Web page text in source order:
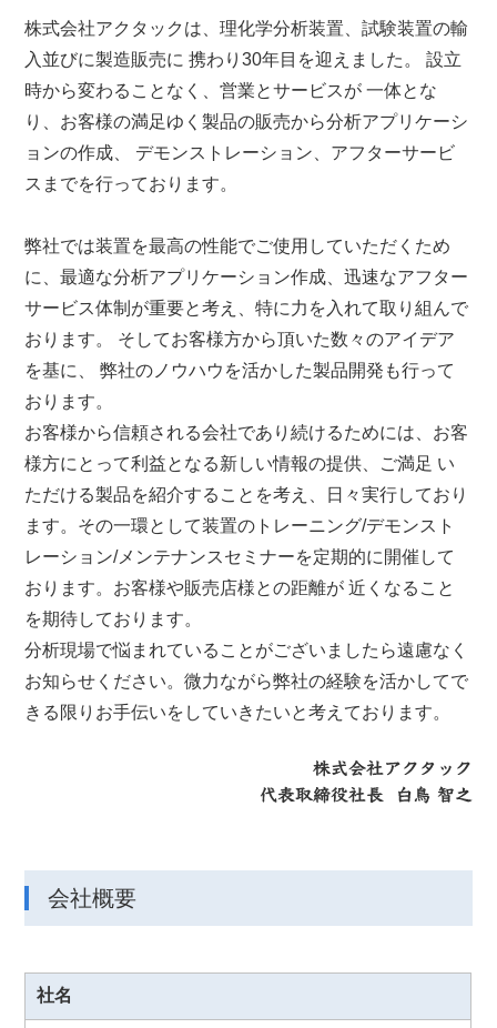
株式会社アクタックは、理化学分析装置、試験装置の輸
入並びに製造販売に 携わり30年目を迎えました。 設立
時から変わることなく、営業とサービスが 一体とな
り、お客様の満足ゆく製品の販売から分析アプリケーシ
ョンの作成、 デモンストレーション、アフターサービ
スまでを行っております。
弊社では装置を最高の性能でご使用していただくため
に、最適な分析アプリケーション作成、迅速なアフター
サービス体制が重要と考え、特に力を入れて取り組んで
おります。 そしてお客様方から頂いた数々のアイデア
を基に、 弊社のノウハウを活かした製品開発も行って
おります。
お客様から信頼される会社であり続けるためには、お客
様方にとって利益となる新しい情報の提供、ご満足 い
ただける製品を紹介することを考え、日々実行しており
ます。その一環として装置のトレーニング/デモンスト
レーション/メンテナンスセミナーを定期的に開催して
おります。お客様や販売店様との距離が 近くなること
を期待しております。
分析現場で悩まれていることがございましたら遠慮なく
お知らせください。微力ながら弊社の経験を活かしてで
きる限りお手伝いをしていきたいと考えております。
会社概要
社名